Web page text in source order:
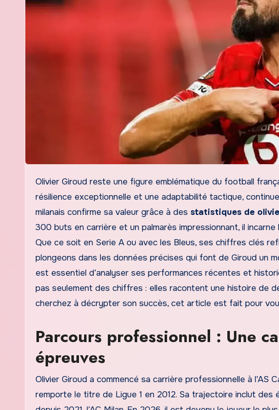
Olivier Giroud reste une figure emblématique du football français, même à 39 ans. Son parcours, marqué par une
résilience exceptionnelle et une adaptabilité tactique,
milanais confirme sa valeur grâce à des statistiques de
300 buts en carrière et un palmarès impressionnant, il
Que ce soit en Serie A ou avec les Bleus, ses chiffres clés
plongeons dans les données précises qui font de Giroud un
est essentiel d’analyser ses performances récentes et
pas seulement des chiffres : elles racontent une histoire de
cherchez à décrypter son succès, cet article est fait pour
Parcours professionnel : Une
épreuves
Olivier Giroud a commencé sa carrière professionnelle à l’AS
remporte le titre de Ligue 1 en 2012. Sa trajectoire inclut des